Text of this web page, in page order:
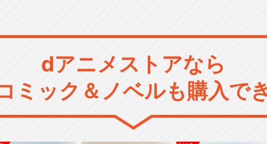
dアニメストアなら
ミック＆ノベルも購入で